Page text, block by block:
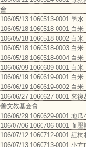
會
106/05/13 1060513-0001 墨
106/05/18 1060518-0001 白
106/05/18 1060518-0002 白
106/05/18 1060518-0003 白
106/05/18 1060518-0004 白
106/06/09 1060609-0001 白
106/06/19 1060619-0001 白
106/06/19 1060619-0002 白
106/06/27 1060627-0001 來
善文教基金會
106/06/29 1060629-0001 地
106/07/06 1060706-0001 血
106/07/12 1060712-0001 紅
106/07/13 1060713-0001 小